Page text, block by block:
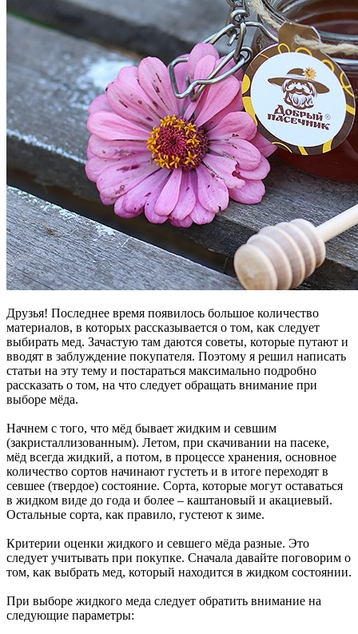
Друзья! Последнее время появилось большое количество
материалов, в которых рассказывается о том, как следует
выбирать мед. Зачастую там даются советы, которые путают и
вводят в заблуждение покупателя. Поэтому я решил написать
статьи на эту тему и постараться максимально подробно
рассказать о том, на что следует обращать внимание при
выборе мёда.
Начнем с того, что мёд бывает жидким и севшим
(закристаллизованным). Летом, при скачивании на пасеке,
мёд всегда жидкий, а потом, в процессе хранения, основное
количество сортов начинают густеть и в итоге переходят в
севшее (твердое) состояние. Сорта, которые могут оставаться
в жидком виде до года и более – каштановый и акациевый.
Остальные сорта, как правило, густеют к зиме.
Критерии оценки жидкого и севшего мёда разные. Это
следует учитывать при покупке. Сначала давайте поговорим о
том, как выбрать мед, который находится в жидком состоянии.
При выборе жидкого меда следует обратить внимание на
следующие параметры: